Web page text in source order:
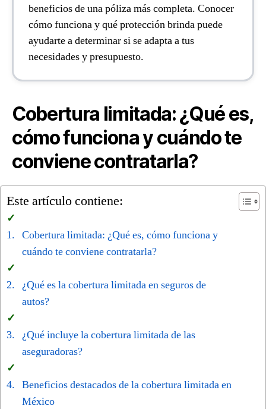
beneficios de una póliza más completa. Conocer
cómo funciona y qué protección brinda puede
ayudarte a determinar si se adapta a tus
necesidades y presupuesto.
Cobertura limitada: ¿Qué es,
cómo funciona y cuándo te
conviene contratarla?
Este artículo contiene:
Cobertura limitada: ¿Qué es, cómo funciona y
cuándo te conviene contratarla?
¿Qué es la cobertura limitada en seguros de
autos?
¿Qué incluye la cobertura limitada de las
aseguradoras?
Beneficios destacados de la cobertura limitada en
México